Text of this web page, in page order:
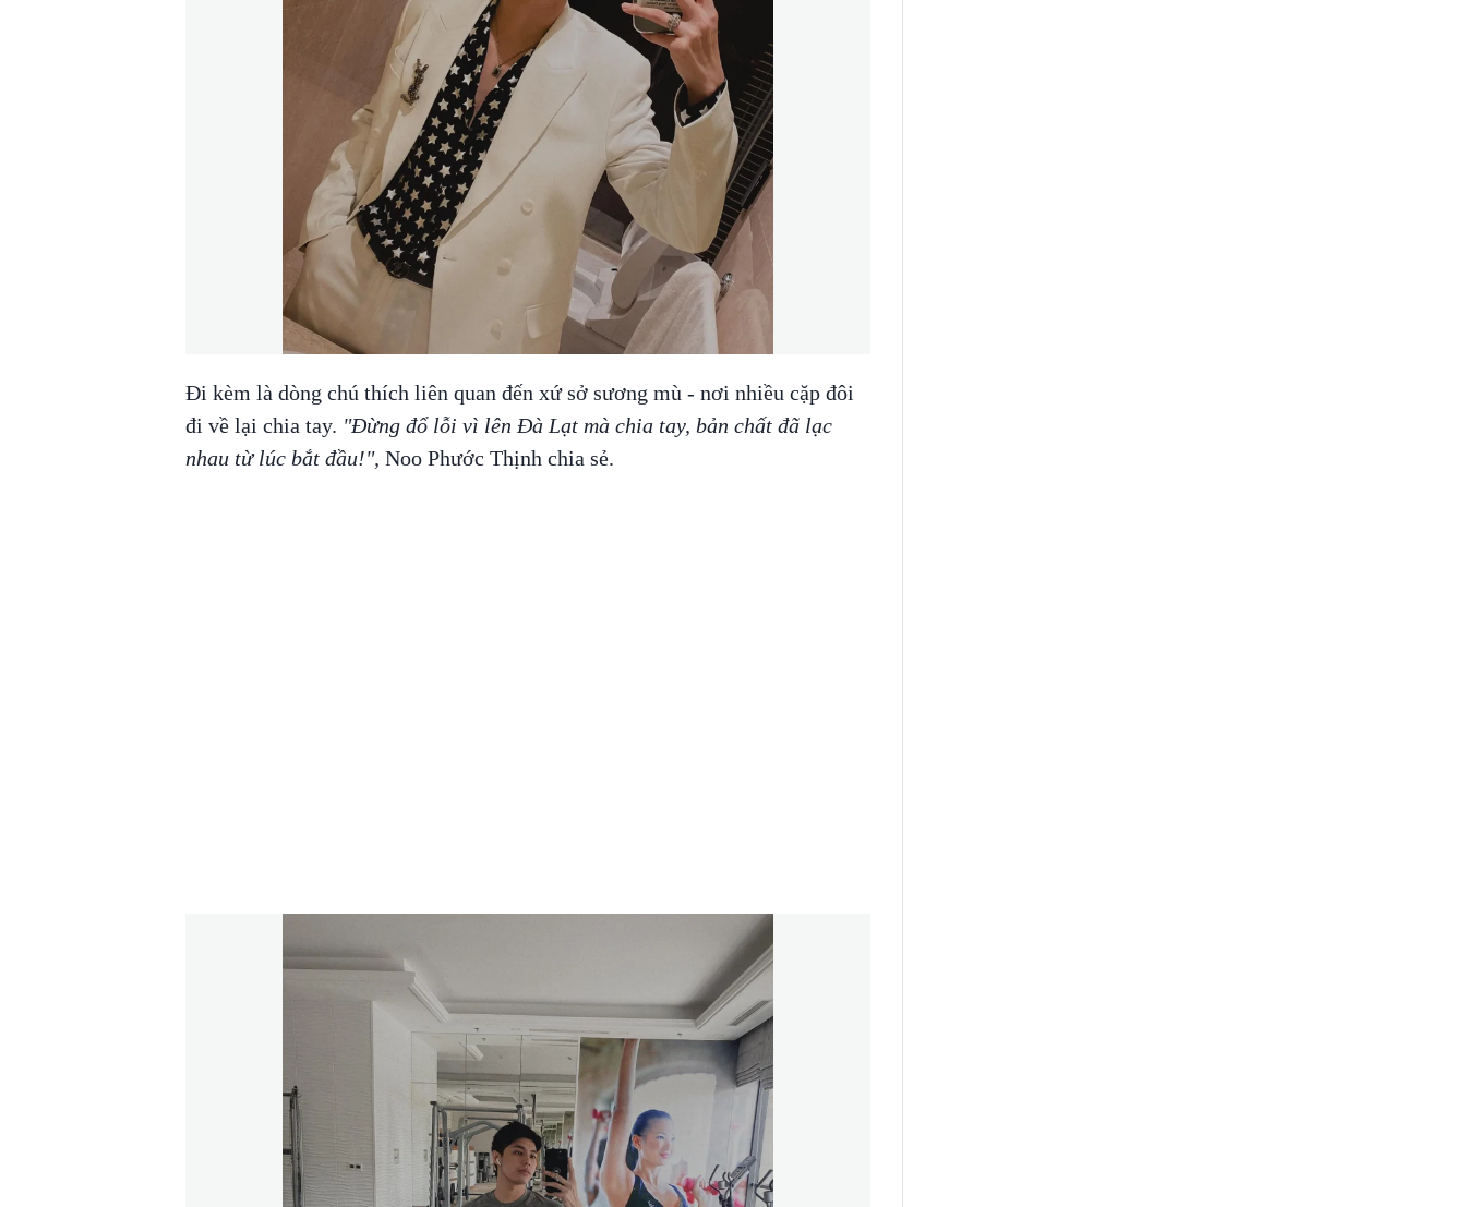
Đi kèm là dòng chú thích liên quan đến xứ sở sương mù - nơi nhiều cặp đôi
đi về lại chia tay. "Đừng đổ lỗi vì lên Đà Lạt mà chia tay, bản chất đã lạc
nhau từ lúc bắt đầu!", Noo Phước Thịnh chia sẻ.